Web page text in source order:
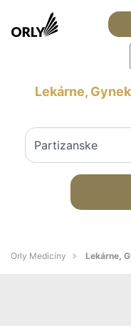
Lekárne,
Orly Medicíny Lekárne,